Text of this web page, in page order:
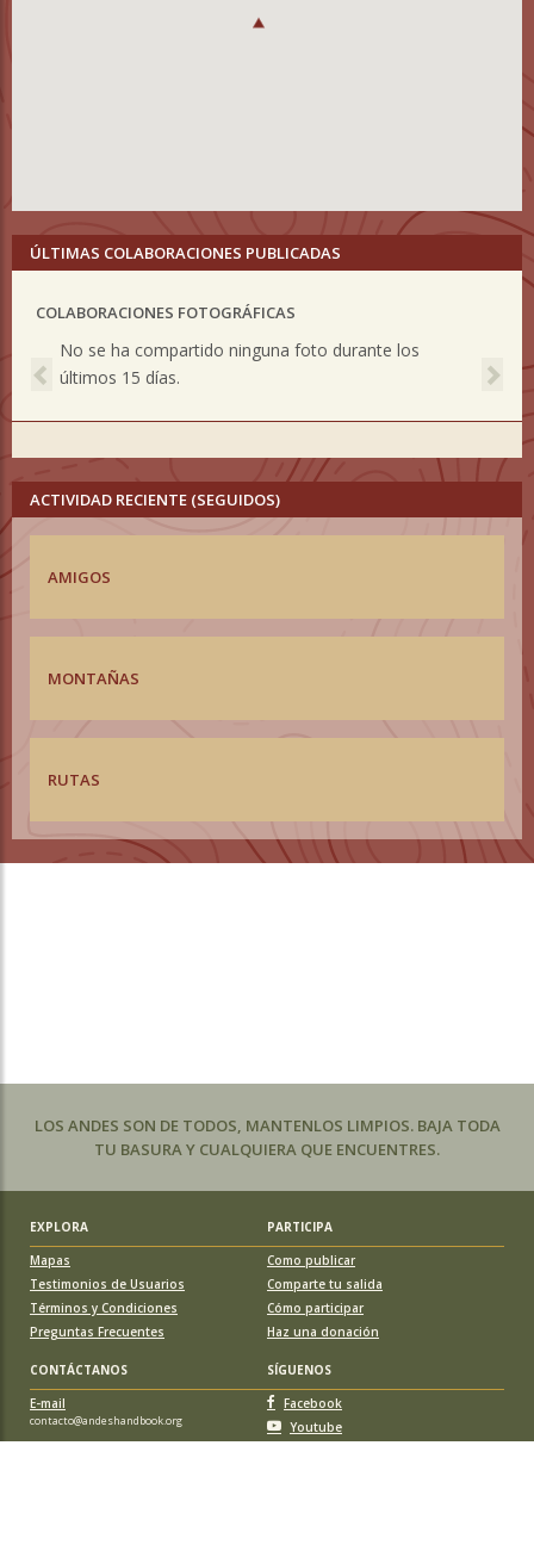
ÚLTIMAS COLABORACIONES PUBLICADAS
COLABORACIONES FOTOGRÁFICAS
No se ha compartido ninguna foto durante los
últimos 15 días.
Previous
ACTIVIDAD RECIENTE (SEGUIDOS)
AMIGOS
MONTAÑAS
RUTAS
LOS ANDES SON DE TODOS, MANTENLOS LIMPIOS. BAJA TODA
TU BASURA Y CUALQUIERA QUE ENCUENTRES.
EXPLORA
PARTICIPA
Mapas
Testimonios de Usuarios
Términos y Condiciones
Preguntas Frecuentes
Como publicar
Comparte tu salida
Cómo participar
Haz una donación
CONTÁCTANOS
SÍGUENOS
E-mail
contacto@andeshandbook.org
Facebook
Youtube